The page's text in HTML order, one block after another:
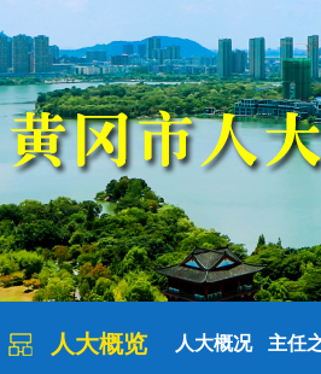
人大概览 人大概况 主任